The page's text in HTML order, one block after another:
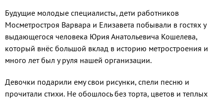
Будущие молодые специалисты, дети работников
Мосметростроя Варвара и Елизавета побывали в гостях у
выдающегося человека Юрия Анатольевича Кошелева,
который внёс большой вклад в историю метростроения и
много лет был у руля нашей организации.
Девочки подарили ему свои рисунки, спели песню и
прочитали стихи. Не обошлось без торта, цветов и теплых